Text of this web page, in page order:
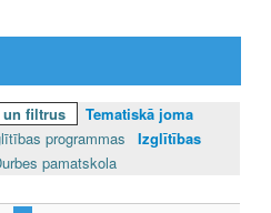
un filtrus
Tematiskā joma
programmas
Izglītības
pamatskola